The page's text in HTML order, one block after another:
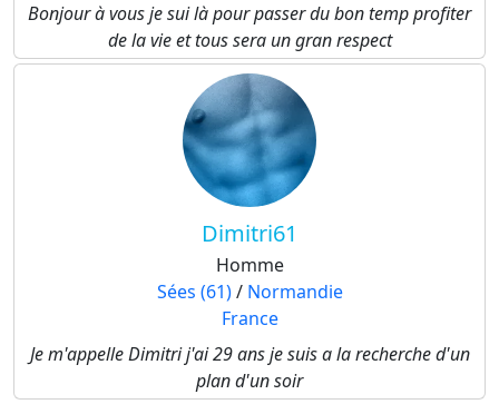
Bonjour à vous je sui là pour passer du bon temp profiter
de la vie et tous sera un gran respect
Dimitri61
Homme
Sées (61)/ Normandie
France
Je m'appelle Dimitri j'ai 29 ans je suis a la recherche d'un
plan d'un soir